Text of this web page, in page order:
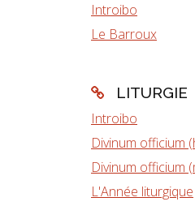
Introibo
Le Barroux
LITURGIE
Introibo
Divinum officium
Divinum officium
L'Année liturgique